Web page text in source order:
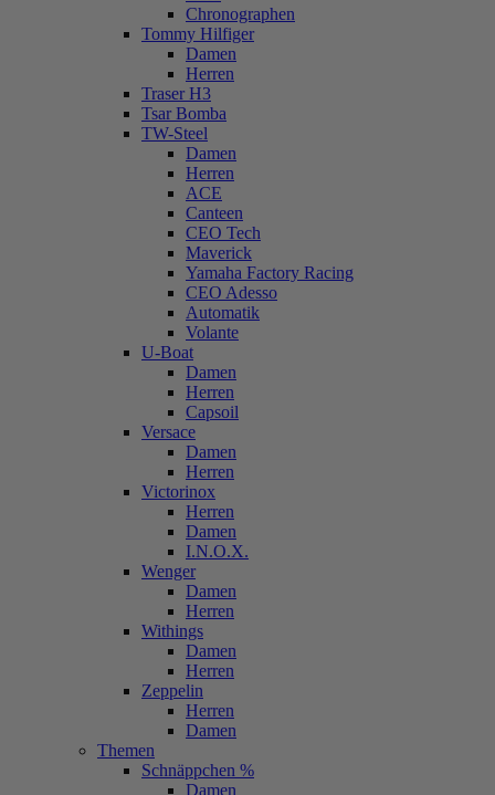
Chronographen
Tommy Hilfiger
Damen
Herren
Traser H3
Tsar Bomba
TW-Steel
Damen
Herren
ACE
Canteen
CEO Tech
Maverick
Yamaha Factory Racing
CEO Adesso
Automatik
Volante
U-Boat
Damen
Herren
Capsoil
Versace
Damen
Herren
Victorinox
Herren
Damen
I.N.O.X.
Wenger
Damen
Herren
Withings
Damen
Herren
Zeppelin
Herren
Damen
Themen
Schnäppchen %
Damen